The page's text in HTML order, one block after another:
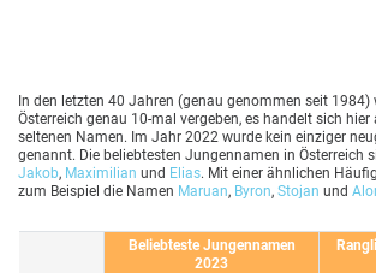
In den letzten 40 Jahren (genau genommen seit 1984)
Österreich genau 10-mal vergeben, es handelt sich
seltenen Namen. Im Jahr 2022 wurde kein einziger
genannt. Die beliebtesten Jungennamen in Österreich
Jakob, Maximilian und Elias. Mit einer ähnlichen
zum Beispiel die Namen Maruan, Byron, Stojan und
Beliebteste Jungennamen
2023